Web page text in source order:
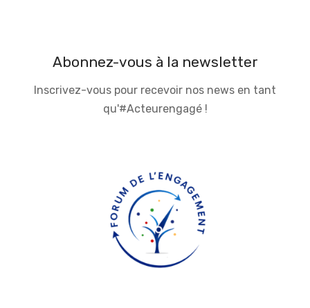
Abonnez-vous à la newsletter
Inscrivez-vous pour recevoir nos news en tant
qu'#Acteurengagé !